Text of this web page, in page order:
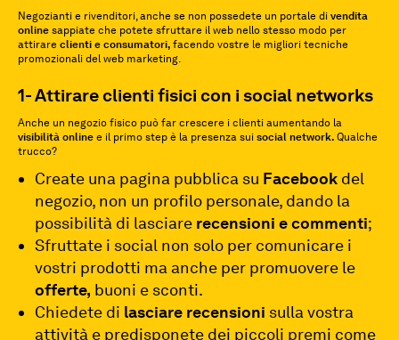
Negozianti e rivenditori, anche se non possedete un portale di vendita
online sappiate che potete sfruttare il web nello stesso modo per
attirare clienti e consumatori, facendo vostre le migliori tecniche
promozionali del web marketing.
1- Attirare clienti fisici con i social networks
Anche un negozio fisico può far crescere i clienti aumentando la
visibilità online e il primo step è la presenza sui social network. Qualche
trucco?
Create una pagina pubblica su Facebook del
negozio, non un profilo personale, dando la
possibilità di lasciare recensioni e commenti;
Sfruttate i social non solo per comunicare i
vostri prodotti ma anche per promuovere le
offerte, buoni e sconti.
Chiedete di lasciare recensioni sulla vostra
attività e predisponete dei piccoli premi come